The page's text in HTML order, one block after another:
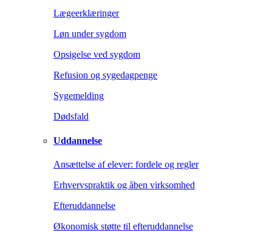
Lægeerklæringer
Løn under sygdom
Opsigelse ved sygdom
Refusion og sygedagpenge
Sygemelding
Dødsfald
Uddannelse
Ansættelse af elever: fordele og regler
Erhvervspraktik og åben virksomhed
Efteruddannelse
Økonomisk støtte til efteruddannelse